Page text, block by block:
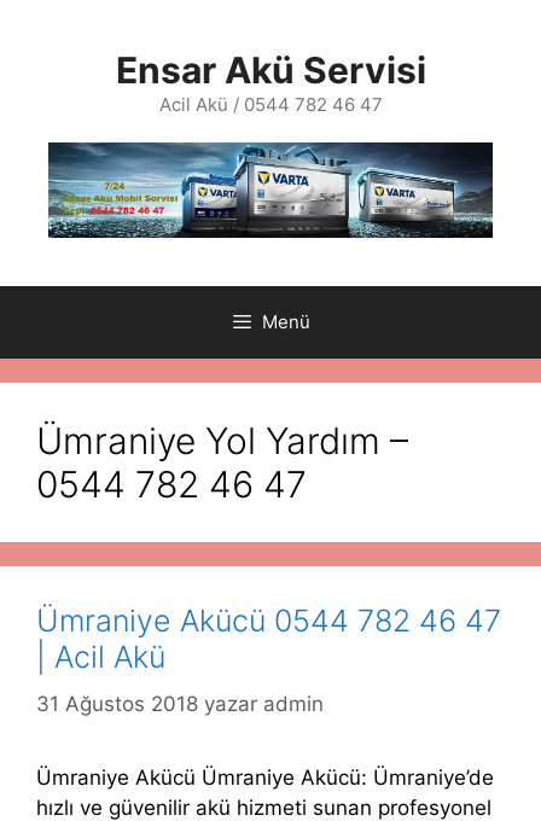
Ensar Akü Servisi
Acil Akü / 0544 782 46 47
Menü
Ümraniye Yol Yardım –
0544 782 46 47
Ümraniye Akücü 0544 782 46 47
| Acil Akü
31 Ağustos 2018 yazar admin
Ümraniye Akücü Ümraniye Akücü: Ümraniye’de
hızlı ve güvenilir akü hizmeti sunan profesyonel